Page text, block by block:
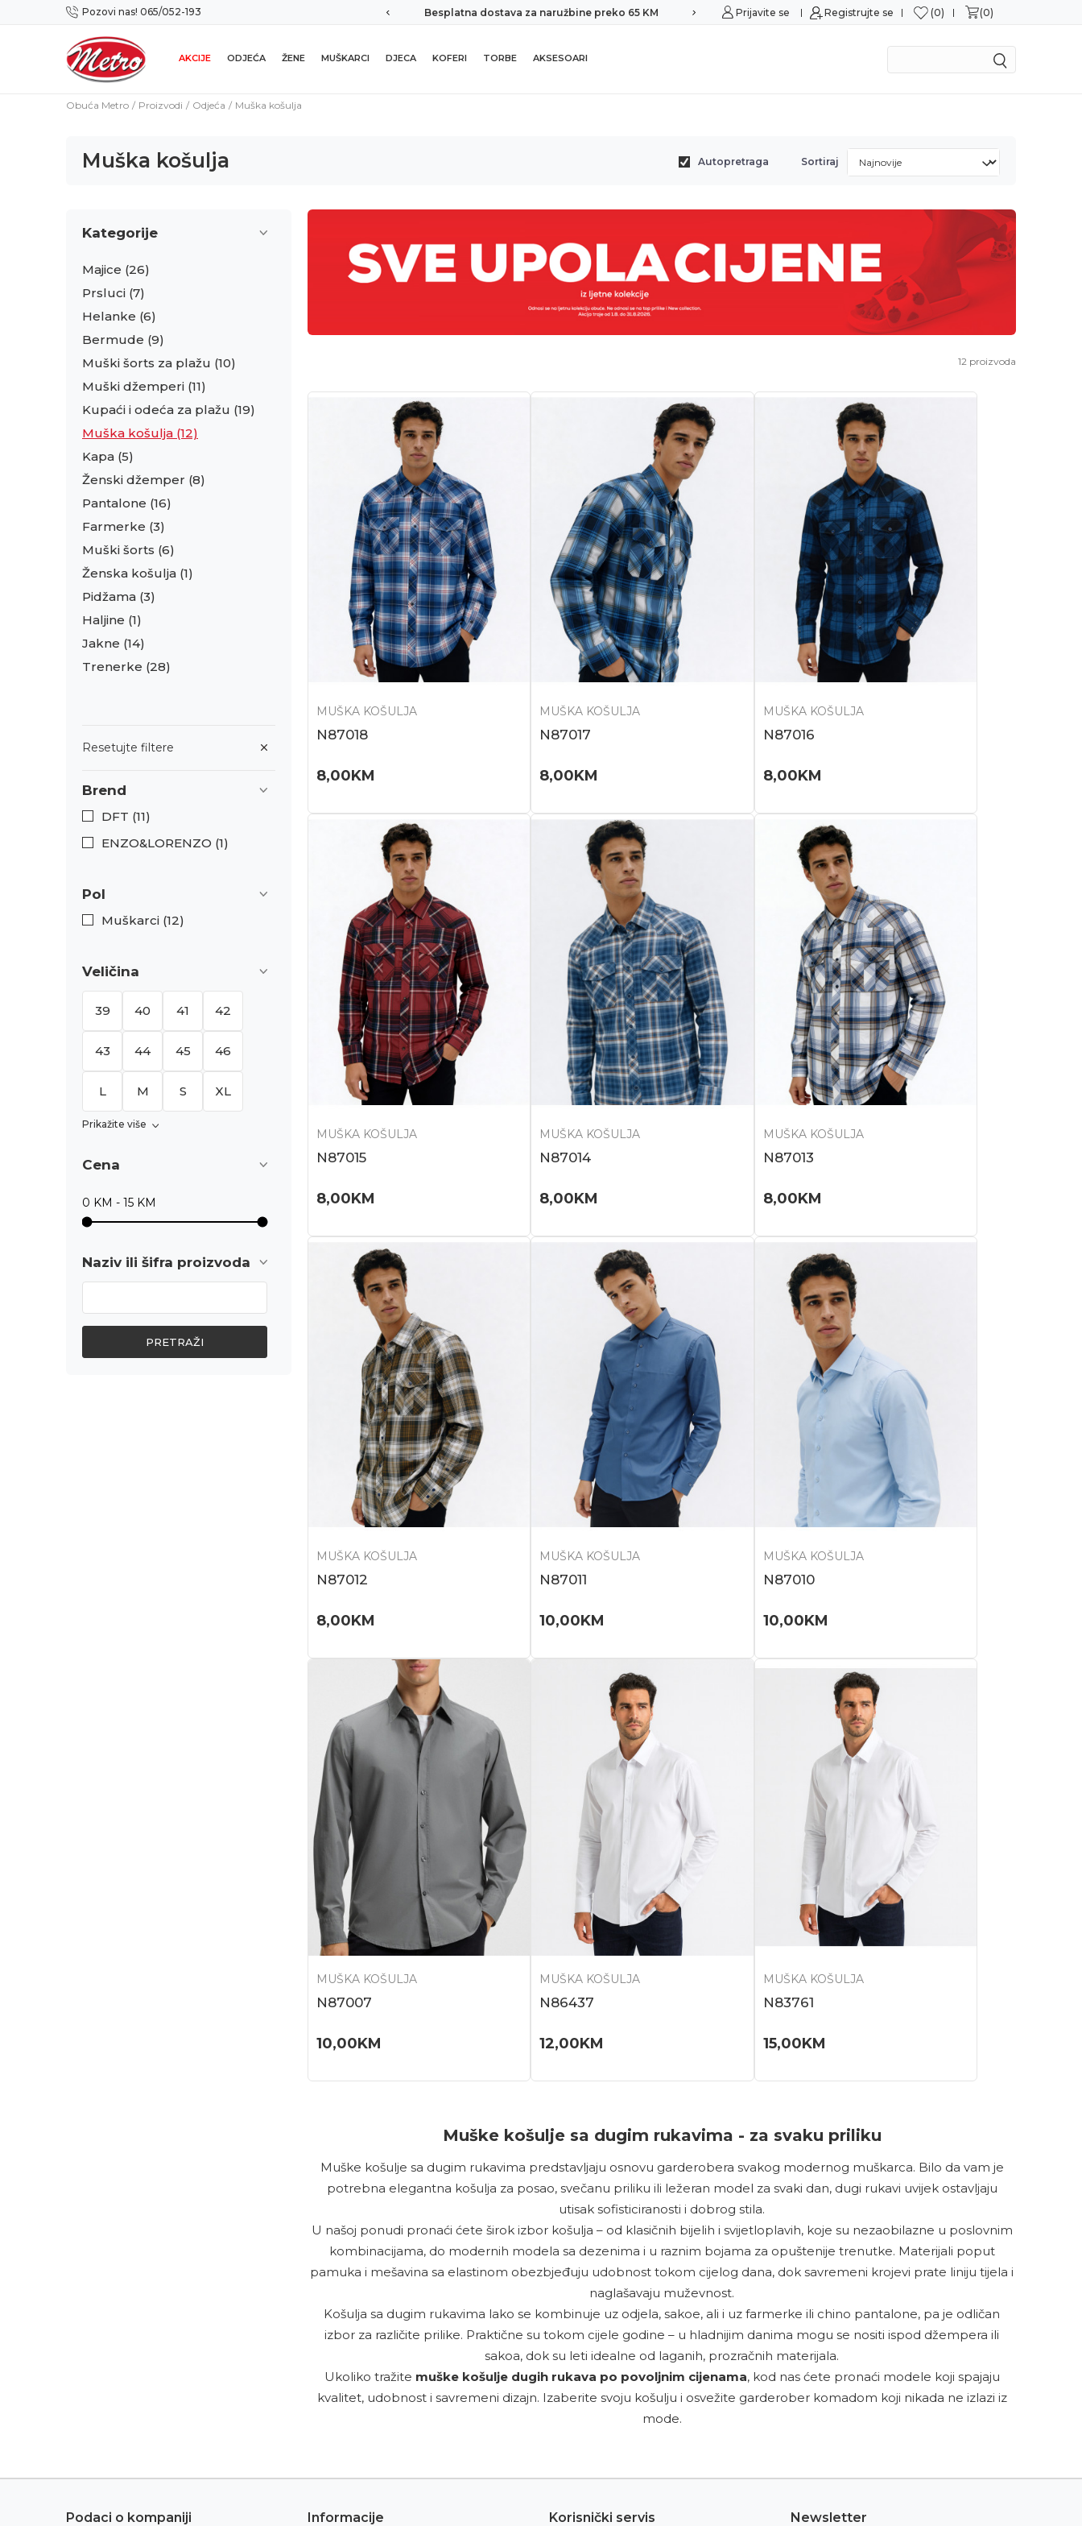
Pozovi nas! 065/052-193
Preuzmi NOVU Metro mobilnu aplikaciju! Besplatna dostava za naružbine preko 65 KM Sigurna kupovina
Prijavite se Registrujte se 0 0
AKCIJE ODJEĆA ŽENE MUŠKARCI DJECA KOFERI TORBE AKSESOARI
Obuća Metro Proizvodi Odjeća Muška košulja
Muška košulja Autopretraga Sortiraj
Kategorije
Majice (26)
Prsluci (7)
Helanke (6)
Bermude (9)
Muški šorts za plažu (10)
Muški džemperi (11)
Kupaći i odeća za plažu (19)
Muška košulja (12)
Kapa (5)
Ženski džemper (8)
Pantalone (16)
Farmerke (3)
Muški šorts (6)
Ženska košulja (1)
Pidžama (3)
Haljine (1)
Jakne (14)
Trenerke (28)
Resetujte filtere
Brend
DFT (11)
ENZO&LORENZO (1)
Pol
Muškarci (12)
Veličina
39 40 41 42
43 44 45 46
L M S XL
Prikažite više
Cena
Naziv ili šifra proizvoda
PRETRAŽI
12 proizvoda
MUŠKA KOŠULJA
N87018
8,00KM
MUŠKA KOŠULJA
N87017
8,00KM
MUŠKA KOŠULJA
N87016
8,00KM
MUŠKA KOŠULJA
N87015
8,00KM
MUŠKA KOŠULJA
N87014
8,00KM
MUŠKA KOŠULJA
N87013
8,00KM
MUŠKA KOŠULJA
N87012
8,00KM
MUŠKA KOŠULJA
N87011
10,00KM
MUŠKA KOŠULJA
N87010
10,00KM
MUŠKA KOŠULJA
N87007
10,00KM
MUŠKA KOŠULJA
N86437
12,00KM
MUŠKA KOŠULJA
N83761
15,00KM
Muške košulje sa dugim rukavima - za svaku priliku
Muške košulje sa dugim rukavima predstavljaju osnovu garderobera svakog modernog muškarca. Bilo da vam je
potrebna elegantna košulja za posao, svečanu priliku ili ležeran model za svaki dan, dugi rukavi uvijek ostavljaju
utisak sofisticiranosti i dobrog stila.
U našoj ponudi pronaći ćete širok izbor košulja – od klasičnih bijelih i svijetloplavih, koje su nezaobilazne u poslovnim
kombinacijama, do modernih modela sa dezenima i u raznim bojama za opuštenije trenutke. Materijali poput
pamuka i mešavina sa elastinom obezbjeđuju udobnost tokom cijelog dana, dok savremeni krojevi prate liniju tijela i
naglašavaju muževnost.
Košulja sa dugim rukavima lako se kombinuje uz odjela, sakoe, ali i uz farmerke ili chino pantalone, pa je odličan
izbor za različite prilike. Praktične su tokom cijele godine – u hladnijim danima mogu se nositi ispod džempera ili
sakoa, dok su leti idealne od laganih, prozračnih materijala.
Ukoliko tražite muške košulje dugih rukava po povoljnim cijenama, kod nas ćete pronaći modele koji spajaju
kvalitet, udobnost i savremeni dizajn. Izaberite svoju košulju i osvežite garderober komadom koji nikada ne izlazi iz
mode.
Podaci o kompaniji Informacije Korisnički servis
Newsletter